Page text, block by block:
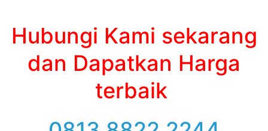
Hubungi Kami sekarang
dan Dapatkan Harga
terbaik